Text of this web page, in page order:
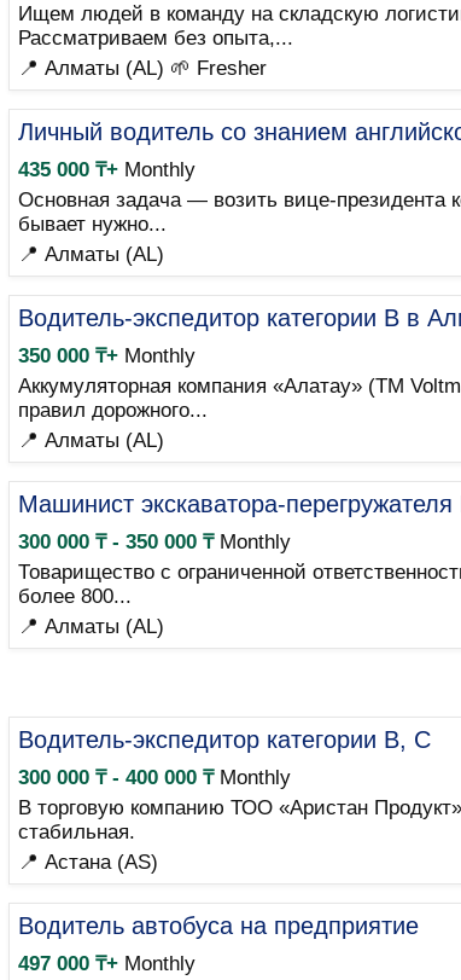
Ищем людей в команду на складскую
Рассматриваем без опыта,...
📍 Алматы (AL) 🌱 Fresher
Личный водитель со знанием
435 000 ₸+ Monthly
Основная задача — возить вице-президента
бывает нужно...
📍 Алматы (AL)
Водитель-экспедитор категории B в
350 000 ₸+ Monthly
Аккумуляторная компания «Алатау» (ТМ
правил дорожного...
📍 Алматы (AL)
Машинист экскаватора-перегружателя
300 000 ₸ - 350 000 ₸Monthly
Товарищество с ограниченной
более 800...
📍 Алматы (AL)
Водитель-экспедитор категории B, C
300 000 ₸ - 400 000 ₸Monthly
В торговую компанию ТОО «Аристан
стабильная.
📍 Астана (AS)
Водитель автобуса на предприятие
497 000 ₸+ Monthly